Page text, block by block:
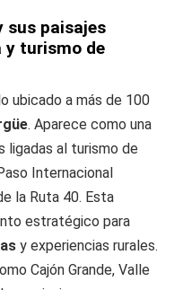
sus paisajes
y turismo de
ubicado a más de 100
. Aparece como una
ligadas al turismo de
Internacional
la Ruta 40. Esta
estratégico para
y experiencias rurales.
Cajón Grande, Valle